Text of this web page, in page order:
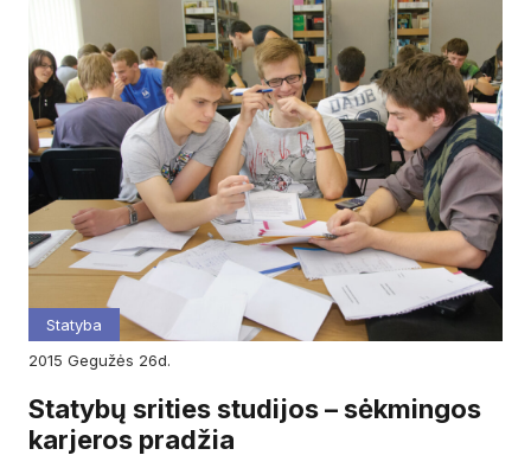
Statyba
2015
gegužės 26d.
Statybų srities studijos – sėkmingos
karjeros pradžia